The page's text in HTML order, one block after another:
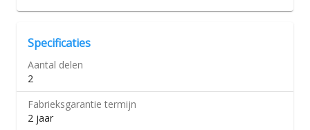
Specificaties
Aantal delen
2
Fabrieksgarantie termijn
2 jaar